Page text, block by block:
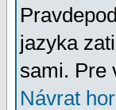
jazyka
sami. Pre
Návrat